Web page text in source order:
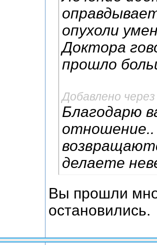
опухоли
Доктора
прошло
Добавлено
Благодарю
делаете
Вы прошли
остановились.